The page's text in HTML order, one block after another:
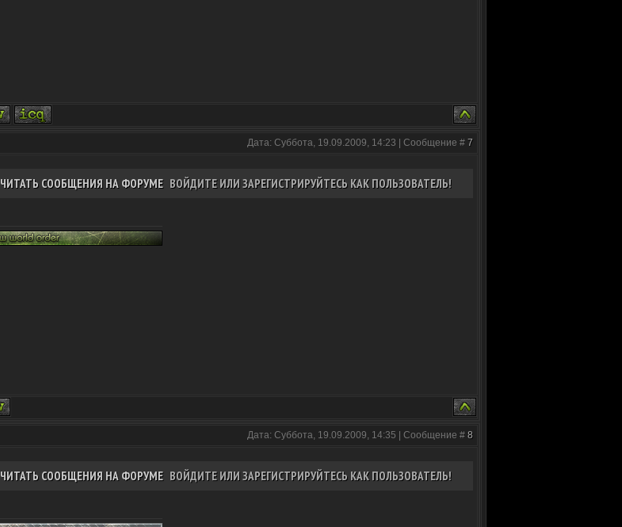
Дата: Суббота, 19.09.2009, 14:23 | Сообщение # 7
ЧИТАТЬ СООБЩЕНИЯ НА ФОРУМЕ ВОЙДИТЕ ИЛИ ЗАРЕГИСТРИРУЙТЕСЬ КАК ПОЛЬЗОВАТЕЛЬ!
Дата: Суббота, 19.09.2009, 14:35 | Сообщение # 8
ЧИТАТЬ СООБЩЕНИЯ НА ФОРУМЕ ВОЙДИТЕ ИЛИ ЗАРЕГИСТРИРУЙТЕСЬ КАК ПОЛЬЗОВАТЕЛЬ!